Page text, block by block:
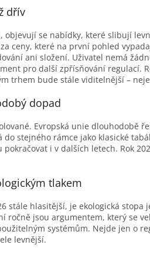
dřív
objevují se nabídky, které slibují
ceny, které na první pohled
ani složení. Uživatel nemá
pro další zpřísňování regulací.
trhem bude stále viditelnější –
dopad
Evropská unie dlouhodobě
stejného rámce jako klasické
i v dalších letech. Rok
tlakem
stále hlasitější, je ekologická stopa
ročně jsou argumentem, který se
systémům. Nejde jen o
levnější.